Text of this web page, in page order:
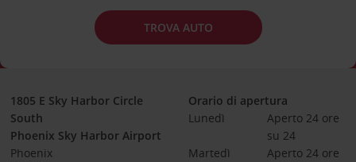
TROVA AUTO
1805 E Sky Harbor Circle
South
Phoenix Sky Harbor Airport
Phoenix
Orario di apertura
Lunedì
Aperto 24 ore
su 24
Martedì
Aperto 24 ore